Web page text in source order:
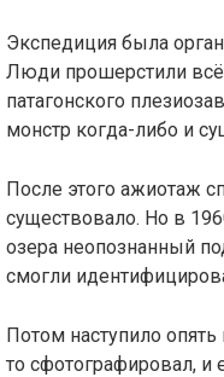
Экспедиция была
Люди прошерстили всё
патагонского
монстр когда-либо и
После этого ажиотаж
существовало. Но в
озера неопознанный
смогли
Потом наступило
то сфотографировал, и